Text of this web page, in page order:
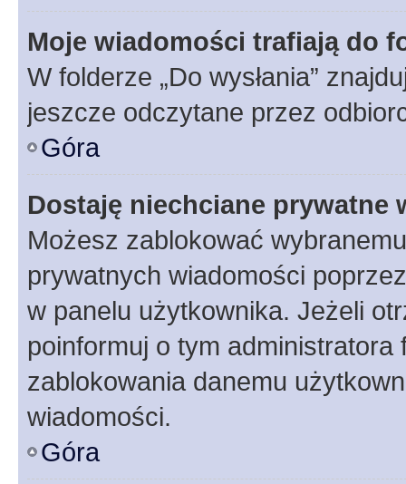
Moje wiadomości trafiają do
W folderze „Do wysłania”
jeszcze odczytane przez
Góra
Dostaję niechciane prywatne
Możesz zablokować
prywatnych wiadomości
w panelu użytkownika. Jeżeli
poinformuj o tym
zablokowania danemu
wiadomości.
Góra